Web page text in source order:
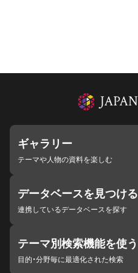
ギャラリー
テーマや人物の資料を楽しむ
データベースを見つける
連携しているデータベースを探す
テーマ別検索機能を使う
目的・分野毎に最適化された検索